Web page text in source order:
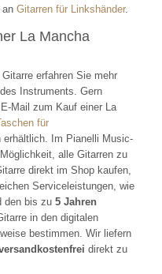
an Gitarren für Linkshänder.
La Mancha
erfahren Sie mehr
Instruments. Gern
Mail zum Kauf einer La
für
Im Pianelli Music-
alle Gitarren zu
direkt im Shop kaufen,
Serviceleistungen, wie
den bis zu 5 Jahren
in den digitalen
bestimmen. Wir liefern
direkt zu